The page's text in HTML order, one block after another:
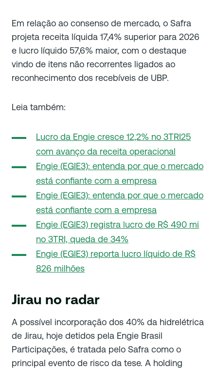
Em relação ao consenso de mercado, o Safra
projeta receita líquida 17,4% superior para 2026
e lucro líquido 57,6% maior, com o destaque
vindo de itens não recorrentes ligados ao
reconhecimento dos recebíveis de UBP.
Leia também:
Lucro da Engie cresce 12,2% no 3TRI25
com avanço da receita operacional
Engie (EGIE3): entenda por que o mercado
está confiante com a empresa
Engie (EGIE3): entenda por que o mercado
está confiante com a empresa
Engie (EGIE3) registra lucro de R$ 490 mi
no 3TRI, queda de 34%
Engie (EGIE3) reporta lucro líquido de R$
826 milhões
Jirau no radar
A possível incorporação dos 40% da hidrelétrica
de Jirau, hoje detidos pela Engie Brasil
Participações, é tratada pelo Safra como o
principal evento de risco da tese. A holding